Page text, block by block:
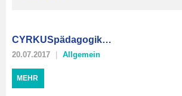
CYRKUSpädagogik…
20.07.2017 Allgemein
MEHR